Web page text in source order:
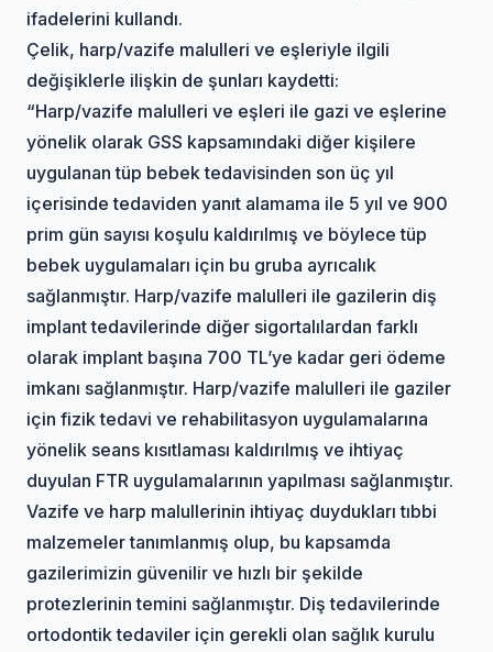
ifadelerini kullandı.
Çelik, harp/vazife malulleri ve eşleriyle ilgili
değişiklerle ilişkin de şunları kaydetti:
“Harp/vazife malulleri ve eşleri ile gazi ve eşlerine
yönelik olarak GSS kapsamındaki diğer kişilere
uygulanan tüp bebek tedavisinden son üç yıl
içerisinde tedaviden yanıt alamama ile 5 yıl ve 900
prim gün sayısı koşulu kaldırılmış ve böylece tüp
bebek uygulamaları için bu gruba ayrıcalık
sağlanmıştır. Harp/vazife malulleri ile gazilerin diş
implant tedavilerinde diğer sigortalılardan farklı
olarak implant başına 700 TL’ye kadar geri ödeme
imkanı sağlanmıştır. Harp/vazife malulleri ile gaziler
için fizik tedavi ve rehabilitasyon uygulamalarına
yönelik seans kısıtlaması kaldırılmış ve ihtiyaç
duyulan FTR uygulamalarının yapılması sağlanmıştır.
Vazife ve harp malullerinin ihtiyaç duydukları tıbbi
malzemeler tanımlanmış olup, bu kapsamda
gazilerimizin güvenilir ve hızlı bir şekilde
protezlerinin temini sağlanmıştır. Diş tedavilerinde
ortodontik tedaviler için gerekli olan sağlık kurulu